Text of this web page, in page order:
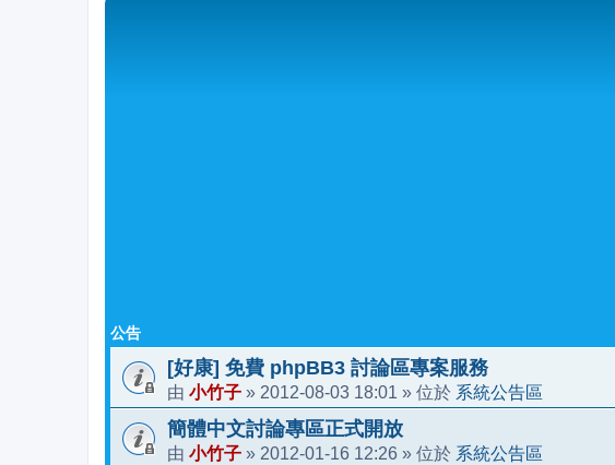
公告
[好康] 免費 phpBB3 討論區專案服務
由 小竹子 » 2012-08-03 18:01 » 位於 系統公告區
簡體中文討論專區正式開放
由 小竹子 » 2012-01-16 12:26 » 位於 系統公告區